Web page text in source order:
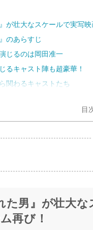
が壮大なスケールで実写
のあらすじ
じるのは岡田准一
るキャスト陣も超豪華！
関わるキャストたち
目
た男』が壮大
再び！